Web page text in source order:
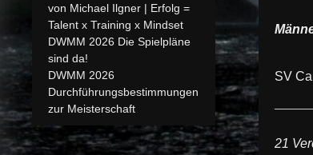
SV
21
von Michael Ilgner | Erfolg =
Talent x Training x Mindset
DWMM 2026 Die Spielpläne
sind da!
DWMM 2026
Durchführungsbestimmungen
zur Meisterschaft